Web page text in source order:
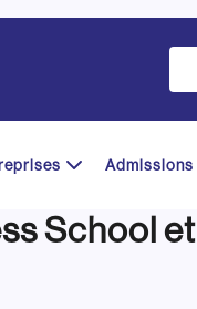
Admissions
School